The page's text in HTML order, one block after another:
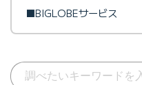
■BIGLOBEサービス